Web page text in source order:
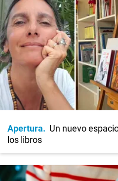
Apertura
Un nuevo
los libros